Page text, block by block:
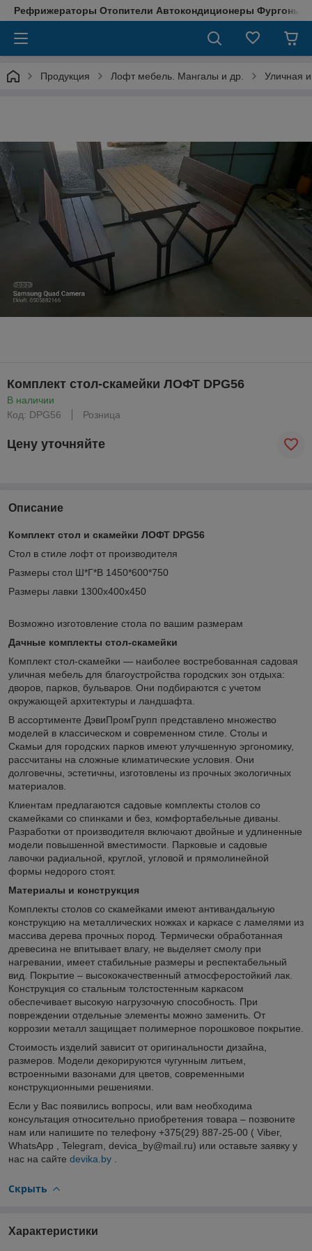
Рефрижераторы Отопители Автокондиционеры Фургоны
Продукция Лофт мебель. Мангалы и др. Уличная
Комплект стол-скамейки ЛОФТ DPG56
В наличии
Код: DPG56
Розница
Цену уточняйте
Описание
Комплект стол и скамейки ЛОФТ DPG56
Стол в стиле лофт от производителя
Размеры стол Ш*Г*В 1450*600*750
Размеры лавки 1300х400х450
Возможно изготовление стола по вашим размерам
Дачные комплекты стол-скамейки
Комплект стол-скамейки — наиболее востребованная садовая
уличная мебель для благоустройства городских зон отдыха:
дворов, парков, бульваров. Они подбираются с учетом
окружающей архитектуры и ландшафта.
В ассортименте ДэвиПромГрупп представлено множество
моделей в классическом и современном стиле. Столы и
Скамьи для городских парков имеют улучшенную эргономику,
рассчитаны на сложные климатические условия. Они
долговечны, эстетичны, изготовлены из прочных экологичных
материалов.
Клиентам предлагаются садовые комплекты столов со
скамейками со спинками и без, комфортабельные диваны.
Разработки от производителя включают двойные и удлиненные
модели повышенной вместимости. Парковые и садовые
лавочки радиальной, круглой, угловой и прямолинейной
формы недорого стоят.
Материалы и конструкция
Комплекты столов со скамейками имеют антивандальную
конструкцию на металлических ножках и каркасе с ламелями из
массива дерева прочных пород. Термически обработанная
древесина не впитывает влагу, не выделяет смолу при
нагревании, имеет стабильные размеры и респектабельный
вид. Покрытие – высококачественный атмосферостойкий лак.
Конструкция со стальным толстостенным каркасом
обеспечивает высокую нагрузочную способность. При
повреждении отдельные элементы можно заменить. От
коррозии металл защищает полимерное порошковое покрытие.
Стоимость изделий зависит от оригинальности дизайна,
размеров. Модели декорируются чугунным литьем,
встроенными вазонами для цветов, современными
конструкционными решениями.
Если у Вас появились вопросы, или вам необходима
консультация относительно приобретения товара – позвоните
нам или напишите по телефону +375(29) 887-25-00 ( Viber,
WhatsApp , Telegram, devica_by@mail.ru) или оставьте заявку у
нас на сайте devika.by
Скрыть
Характеристики